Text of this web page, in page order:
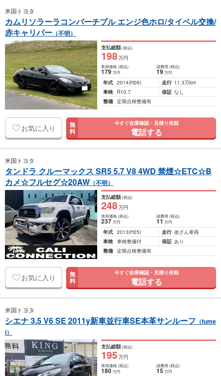
米国トヨタ
カムリソラーラコンバーチブル エンジ色ホロ/タイベル交換/
赤キャリパー （不明）
支払総額(税込)
198万円
車両価格(税込)
179万円
諸費用 (税込)
19 万円
年式 2014(H26) 走行 11.3万km
車検
R10.7 保証 なし
整備 定期点検整備有
お気に入り 無
料
今すぐ在庫確認・見積り依頼
電話する
米国トヨタ
タンドラ クルーマックス SR5 5.7 V8 4WD 禁煙☆ETC☆B
カメ☆フルセグ☆20AW （不明）
支払総額(税込)
248万円
車両価格(税込)
237万円
諸費用 (税込)
11 万円
年式 2013(H25) 走行 改ざん車両
車検 車検整備付 保証 あり
整備 定期点検整備有
お気に入り 無
料
今すぐ在庫確認・見積り依頼
電話する
米国トヨタ
シエナ 3.5 V6 SE 2011y新車並行車SE本革サンルーフ （fume
i）
支払総額(税込)
195万円
車両価格(税込)
180万円
諸費用 (税込)
15 万円